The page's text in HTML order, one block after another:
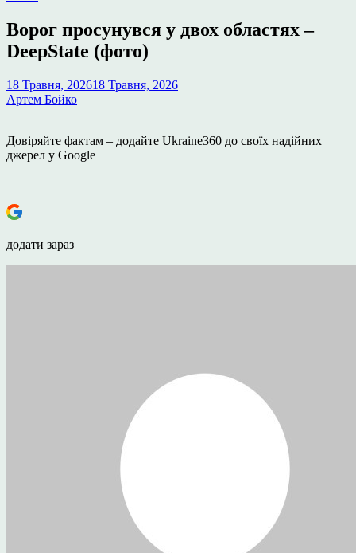
Ворог просунувся у двох областях –
DeepState (фото)
18 Травня, 202618 Травня, 2026
Артем Бойко
Довіряйте фактам – додайте Ukraine360 до своїх надійних
джерел у Google
додати зараз